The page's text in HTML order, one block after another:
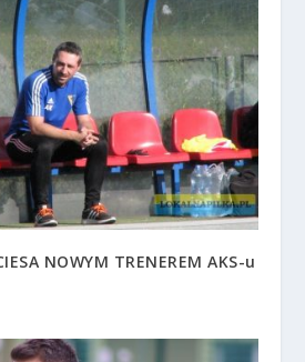
NOWYM TRENEREM AKS-u